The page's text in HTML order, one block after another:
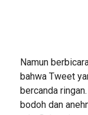
Namun
bahwa Tweet
bercanda
bodoh dan